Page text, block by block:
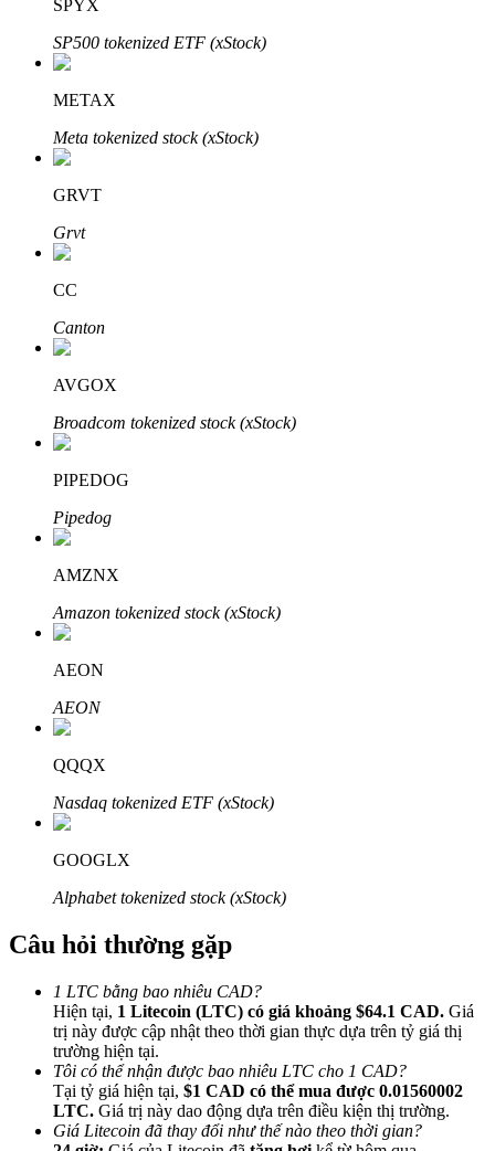
Đầu tư cố định và quản lý tài chính
Tận hưởng việc quản lý tài chính hiện tại và thu nhập lâu dài
Bitrue
Đối tác Bitrue
Đối tác Bitrue
Lên đến 65% hoa hồng!
Giới thiệu
SPYX
SP500 tokenized ETF (xStock)
METAX
Meta tokenized stock (xStock)
GRVT
Grvt
CC
Canton
AVGOX
Broadcom tokenized stock (xStock)
PIPEDOG
Pipedog
AMZNX
Amazon tokenized stock (xStock)
AEON
AEON
QQQX
Nasdaq tokenized ETF (xStock)
GOOGLX
Alphabet tokenized stock (xStock)
Câu hỏi thường gặp
1 LTC bằng bao nhiêu CAD?
Hiện tại, 1 Litecoin (LTC) có giá khoảng $64.1 CAD. Giá
trị này được cập nhật theo thời gian thực dựa trên tỷ giá thị
trường hiện tại.
Tôi có thể nhận được bao nhiêu LTC cho 1 CAD?
Tại tỷ giá hiện tại, $1 CAD có thể mua được 0.01560002
LTC. Giá trị này dao động dựa trên điều kiện thị trường.
Giá Litecoin đã thay đổi như thế nào theo thời gian?